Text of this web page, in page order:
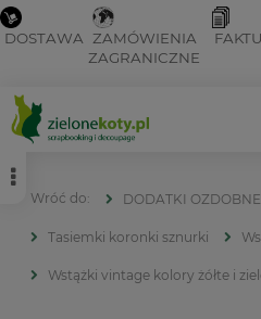
DOSTAWA ZAMÓWIENIA
ZAGRANICZNE
DODATKI OZDOBNE
Tasiemki koronki sznurki
Wstążki vintage kolory żółte i